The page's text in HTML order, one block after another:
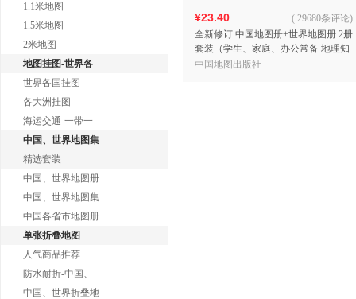
1.1米地图
1.5米地图
2米地图
地图挂图-世界各
世界各国挂图
各大洲挂图
海运交通-一带一
中国、世界地图集
精选套装
中国、世界地图册
中国、世界地图集
中国各省市地图册
单张折叠地图
人气商品推荐
防水耐折-中国、
中国、世界折叠地
¥23.40
全新修订 中国地图册+世界地图册 2册
套装（学生、家庭、办公常备 地理知
识版 行政区划 地理知识）
( 29680条评论)
中国地图出版社